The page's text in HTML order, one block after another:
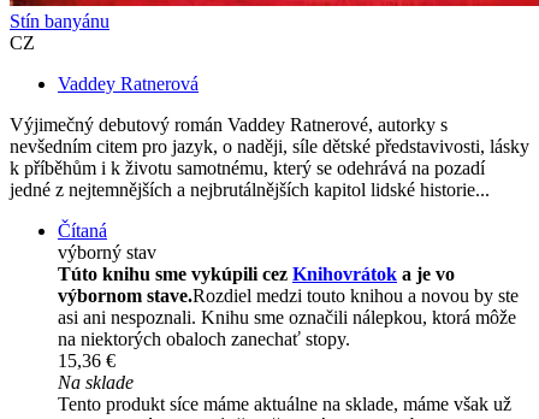
Stín banyánu
CZ
Vaddey Ratnerová
Výjimečný debutový román Vaddey Ratnerové, autorky s
nevšedním citem pro jazyk, o naději, síle dětské představivosti, lásky
k příběhům i k životu samotnému, který se odehrává na pozadí
jedné z nejtemnějších a nejbrutálnějších kapitol lidské historie...
Čítaná
výborný stav
Túto knihu sme vykúpili cez Knihovrátok a je vo
výbornom stave.Rozdiel medzi touto knihou a novou by ste
asi ani nespoznali. Knihu sme označili nálepkou, ktorá môže
na niektorých obaloch zanechať stopy.
15,36 €
Na sklade
Tento produkt síce máme aktuálne na sklade, máme však už